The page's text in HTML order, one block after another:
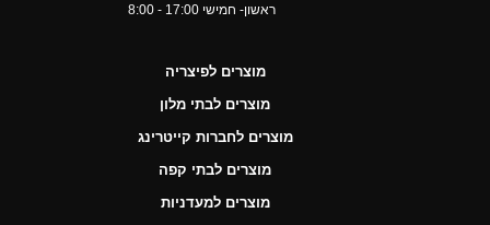
ראשון- חמישי 17:00 - 8:00
מוצרים לפיצריה
מוצרים לבתי מלון
מוצרים לחברות קייטרינג
מוצרים לבתי קפה
מוצרים למעדניות